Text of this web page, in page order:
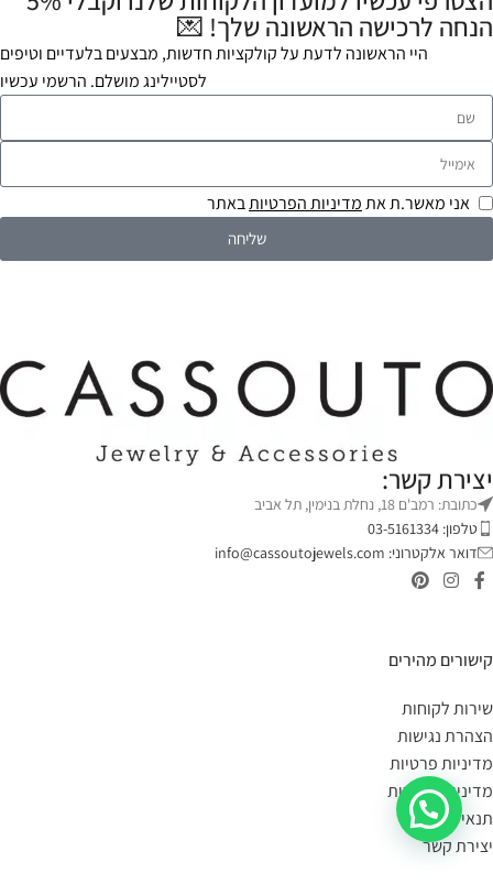
הנחה לרכישה הראשונה שלך! 💌
היי הראשונה לדעת על קולקציות חדשות, מבצעים בלעדיים וטיפים
לסטיילינג מושלם. הרשמי עכשיו
אני מאשר.ת אתמדיניות הפרטיותבאתר
שליחה
יצירת קשר:
כתובת: רמב'ם 18, נחלת בנימין, תל אביב
טלפון: 03-5161334
דואר אלקטרוני: info@cassoutojewels.com
קישורים מהירים
שירות לקוחות
הצהרת נגישות
מדיניות פרטיות
מדיניות החזרות
תנאי שימוש
יצירת קשר